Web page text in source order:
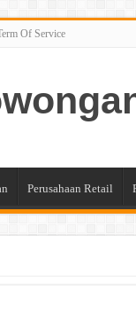
Of Service
Perusahaan Retail